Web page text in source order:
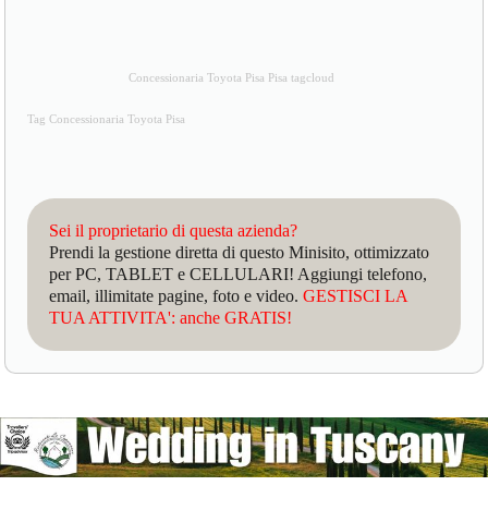
Concessionaria Toyota Pisa Pisa tagcloud
Tag Concessionaria Toyota Pisa
Sei il proprietario di questa azienda?
Prendi la gestione diretta di questo Minisito, ottimizzato
per PC, TABLET e CELLULARI! Aggiungi telefono,
email, illimitate pagine, foto e video.GESTISCI LA
TUA ATTIVITA': anche GRATIS!